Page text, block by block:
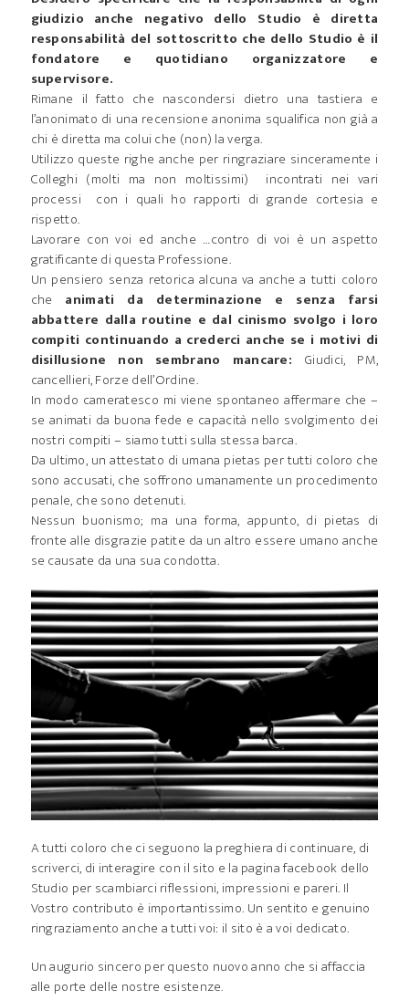
giudizio anche negativo dello Studio è diretta
responsabilità del sottoscritto che dello Studio è il
fondatore e quotidiano organizzatore e
supervisore.
Rimane il fatto che nascondersi dietro una tastiera e
l’anonimato di una recensione anonima squalifica non già a
chi è diretta ma colui che (non) la verga.
Utilizzo queste righe anche per ringraziare sinceramente i
Colleghi (molti ma non moltissimi) incontrati nei vari
processi con i quali ho rapporti di grande cortesia e
rispetto.
Lavorare con voi ed anche …contro di voi è un aspetto
gratificante di questa Professione.
Un pensiero senza retorica alcuna va anche a tutti coloro
che animati da determinazione e senza farsi
abbattere dalla routine e dal cinismo svolgo i loro
compiti continuando a crederci anche se i motivi di
disillusione non sembrano mancare: Giudici, PM,
cancellieri, Forze dell’Ordine.
In modo cameratesco mi viene spontaneo affermare che –
se animati da buona fede e capacità nello svolgimento dei
nostri compiti – siamo tutti sulla stessa barca.
Da ultimo, un attestato di umana pietas per tutti coloro che
sono accusati, che soffrono umanamente un procedimento
penale, che sono detenuti.
Nessun buonismo; ma una forma, appunto, di pietas di
fronte alle disgrazie patite da un altro essere umano anche
se causate da una sua condotta.
A tutti coloro che ci seguono la preghiera di continuare, di
scriverci, di interagire con il sito e la pagina facebook dello
Studio per scambiarci riflessioni, impressioni e pareri. Il
Vostro contributo è importantissimo. Un sentito e genuino
ringraziamento anche a tutti voi: il sito è a voi dedicato.
Un augurio sincero per questo nuovo anno che si affaccia
alle porte delle nostre esistenze.